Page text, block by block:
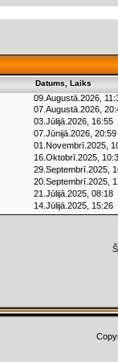
Datums, Laiks
09.Augustā.2026,
07.Augustā.2026,
03.Jūlijā.2026, 16:55
07.Jūnijā.2026, 20:59
01.Novembrī.2025,
16.Oktobrī.2025,
29.Septembrī.2025,
20.Septembrī.2025,
21.Jūlijā.2025, 08:18
14.Jūlijā.2025, 15:26